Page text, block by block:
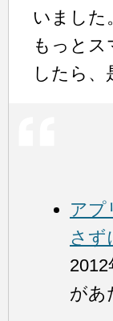
いました
もっと
したら、
アプ
さず
があ